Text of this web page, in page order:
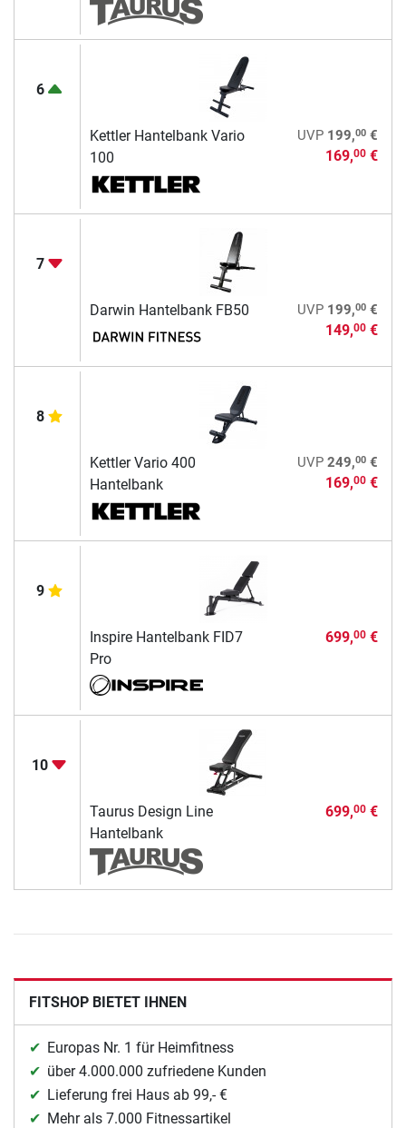
6
Kettler Hantelbank Vario
100
UVP 199,00€
169,00€
7
Darwin Hantelbank FB50 UVP 199,00€
149,00€
8
Kettler Vario 400
Hantelbank
UVP 249,00€
169,00€
9
Inspire Hantelbank FID7
Pro
699,00€
10
Taurus Design Line
Hantelbank
699,00€
FITSHOP BIETET IHNEN
Europas Nr. 1 für Heimfitness
über 4.000.000 zufriedene Kunden
Lieferung frei Haus ab 99,- €
Mehr als 7.000 Fitnessartikel